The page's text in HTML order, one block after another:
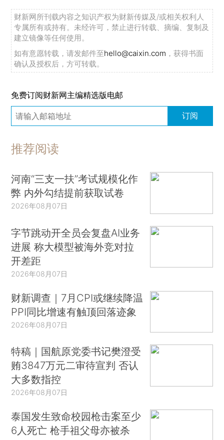
财新网所刊载内容之知识产权为财新传媒及/或相关权利人
专属所有或持有。未经许可，禁止进行转载、摘编、复制及
建立镜像等任何使用。
如有意愿转载，请发邮件至hello@caixin.com ，获得书面
确认及授权后，方可转载。
免费订阅财新网主编精选版电邮
订阅
推荐阅读
河南“三支一扶”考试规模化作
弊 内外勾结提前获取试卷
2026年08月07日
字节跳动开全员会复盘AI业务
进展 称大模型被海外竞对拉
开差距
2026年08月07日
财新调查｜7月CPI或继续降温
PPI同比增速有触顶回落迹象
2026年08月07日
特稿｜国航原党委书记樊澄受
贿3847万元二审待宣判 否认
大多数指控
2026年08月07日
泰国发生致命校园枪击案至少
6人死亡 枪手祖父母亦被杀